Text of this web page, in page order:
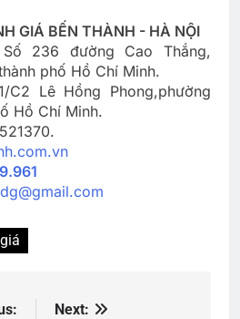
GIÁ BẾN THÀNH - HÀ NỘI
236 đường Cao Thắng,
phố Hồ Chí Minh.
C2 Lê Hồng Phong,phường
Hồ Chí Minh.
Next: